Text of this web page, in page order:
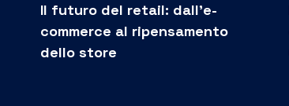
Il futuro del retail: dall’e-
commerce al ripensamento
dello store